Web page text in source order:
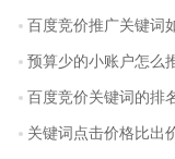
百度竞价推广关键词
预算少的小账户怎么
百度竞价关键词的排
关键词点击价格比出